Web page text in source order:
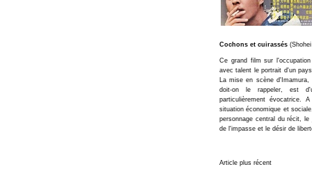
Cochons et cuirassés
Ce grand film sur
avec talent le portrait d'un
La mise en scène
doit-on le rappeler, est
particulièrement évocatrice.
situation économique et
personnage central du récit,
de l'impasse et le désir de
Article plus récent